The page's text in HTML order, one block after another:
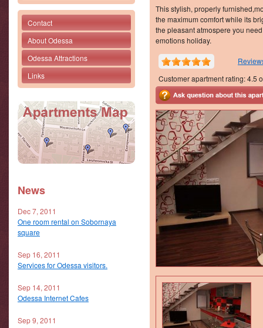
Contact
About Odessa
Odessa Attractions
Links
News
Dec 7, 2011
One room rental on Sobornaya
square
Sep 16, 2011
Services for Odessa visitors.
Sep 14, 2011
Odessa Internet Cafes
Sep 9, 2011
This stylish, properly
the maximum comfort while its
the pleasant atmospere you
emotions holiday.
Customer apartment rating:4.5